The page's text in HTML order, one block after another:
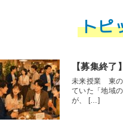
トピ
【募集終
未来授業 東の
ていた「地域
が、 […]